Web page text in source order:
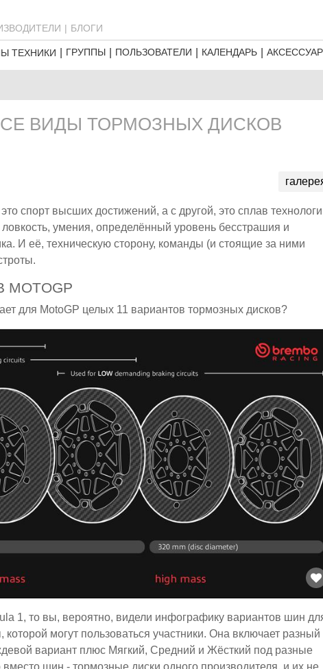
БЛОГИ
ТЕХНИКИ ГРУППЫ ПОЛЬЗОВАТЕЛИ КАЛЕНДАРЬ
ВИДЫ ТОРМОЗНЫХ ДИСКОВ
спорт высших достижений, а с другой, это сплав
умения, определённый уровень бесстрашия и
И её, техническую сторону, команды (и стоящие за ними
для MotoGP целых 11 вариантов тормозных дисков?
1, то вы, вероятно, видели инфографику вариантов шин
могут пользоваться участники. Она включает разный
вариант плюс Мягкий, Средний и Жёсткий под разные